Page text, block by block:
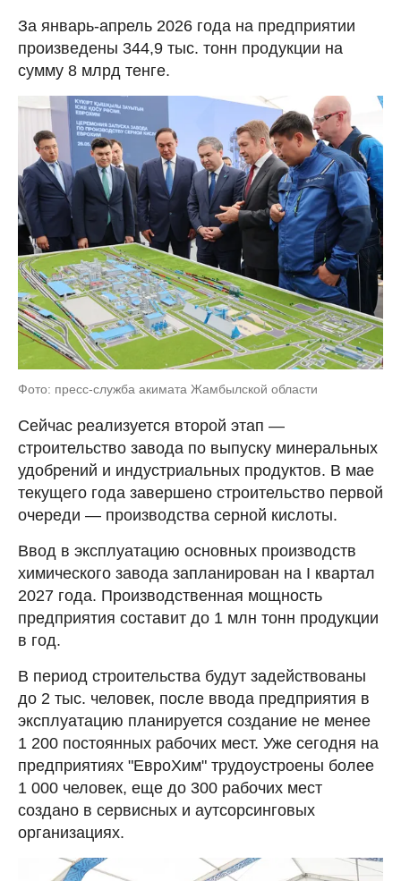
За январь-апрель 2026 года на предприятии
произведены 344,9 тыс. тонн продукции на
сумму 8 млрд тенге.
Фото: пресс-служба акимата Жамбылской области
Сейчас реализуется второй этап —
строительство завода по выпуску минеральных
удобрений и индустриальных продуктов. В мае
текущего года завершено строительство первой
очереди — производства серной кислоты.
Ввод в эксплуатацию основных производств
химического завода запланирован на I квартал
2027 года. Производственная мощность
предприятия составит до 1 млн тонн продукции
в год.
В период строительства будут задействованы
до 2 тыс. человек, после ввода предприятия в
эксплуатацию планируется создание не менее
1 200 постоянных рабочих мест. Уже сегодня на
предприятиях "ЕвроХим" трудоустроены более
1 000 человек, еще до 300 рабочих мест
создано в сервисных и аутсорсинговых
организациях.